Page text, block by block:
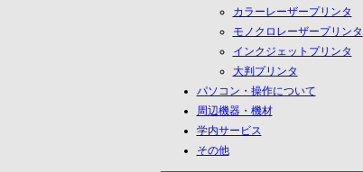
カラーレーザープリンタ
モノクロレーザープリンタ
インクジェットプリンタ
大判プリンタ
パソコン・操作について
周辺機器・機材
学内サービス
その他